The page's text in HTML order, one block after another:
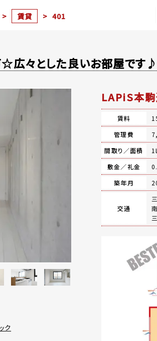
> 賃貸 > 401
広々とした良いお部屋です♪
ク
LAPiS本駒
賃料
管理費
間取り／面積
敷金／礼金
築年月
交通